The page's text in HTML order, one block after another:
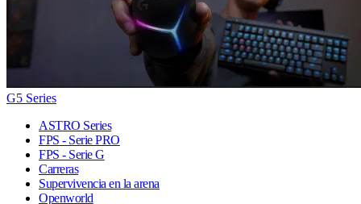
G5 Series
ASTRO Series
FPS - Serie PRO
FPS - Serie G
Carreras
Supervivencia en la arena
Openworld